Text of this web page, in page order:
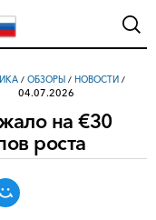
/ ОБЗОРЫ / НОВОСТИ /
04.07.2026
на €30
роста